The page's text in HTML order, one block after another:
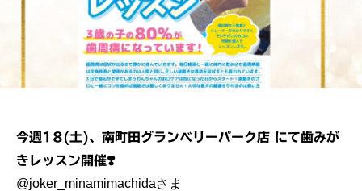
今週18(土)、南町田グランベリーパーク店 にて歯みが
きレッスン開催❣️
@joker_minamimachidaさま